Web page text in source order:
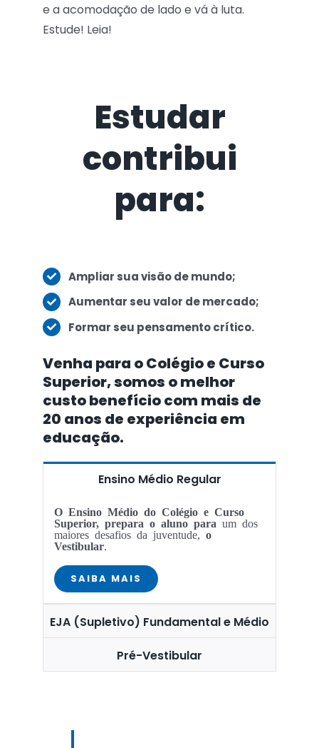
e a acomodação de lado e vá à luta.
Estude! Leia!
Estudar
contribui
para:
Ampliar sua visão de mundo;
Aumentar seu valor de mercado;
Formar seu pensamento crítico.
Venha para o Colégio e Curso
Superior, somos o melhor
custo benefício com mais de
20 anos de experiência em
educação.
Ensino Médio Regular
O Ensino Médio do Colégio e Curso
Superior, prepara o aluno para um dos
maiores desafios da juventude, o
Vestibular.
SAIBA MAIS
EJA (Supletivo) Fundamental e Médio
Pré-Vestibular